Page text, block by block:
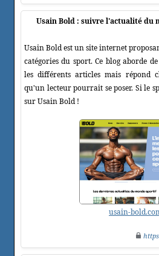
Usain Bold : suivre l'actualité du
Usain Bold est un site internet
catégories du sport. Ce blog aborde
les différents articles mais répond
qu'un lecteur pourrait se poser. Si le
sur Usain Bold !
usain-
https